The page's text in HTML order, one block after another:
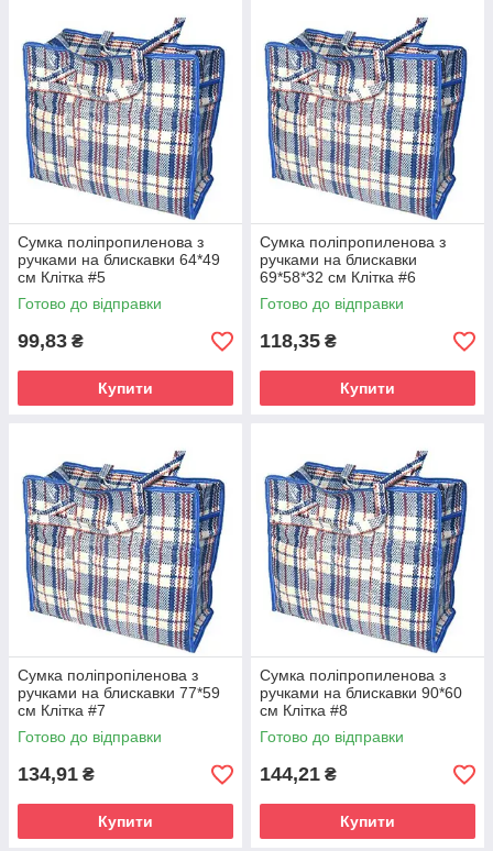
Сумка поліпропиленова з
ручками на блискавки 64*49
см Клітка #5
Готово до відправки
99,83 ₴
Купити
Сумка поліпропиленова з
ручками на блискавки
69*58*32 см Клітка #6
Готово до відправки
118,35 ₴
Купити
Сумка поліпропіленова з
ручками на блискавки 77*59
см Клітка #7
Готово до відправки
134,91 ₴
Купити
Сумка поліпропиленова з
ручками на блискавки 90*60
см Клітка #8
Готово до відправки
144,21 ₴
Купити